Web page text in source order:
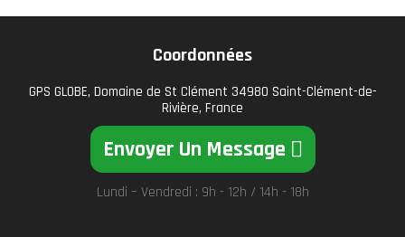
Coordonnées
GPS GLOBE, Domaine de St Clément 34980 Saint-Clément-de-
Rivière, France
Envoyer Un Message
Lundi – Vendredi : 9h - 12h / 14h - 18h